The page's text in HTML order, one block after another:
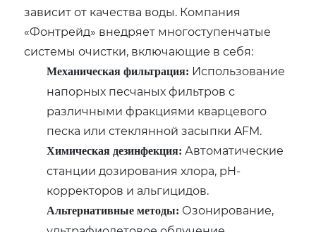
зависит от качества воды. Компания
«Фонтрейд» внедряет многоступенчатые
системы очистки, включающие в себя:
Механическая фильтрация: Использование
напорных песчаных фильтров с
различными фракциями кварцевого
песка или стеклянной засыпки AFM.
Химическая дезинфекция: Автоматические
станции дозирования хлора, pH-
корректоров и альгицидов.
Альтернативные методы: Озонирование,